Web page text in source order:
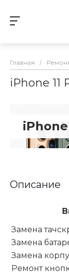
Главная /
iPhone 11
iPhone
Описание
Замена
Замена
Замена
Ремонт